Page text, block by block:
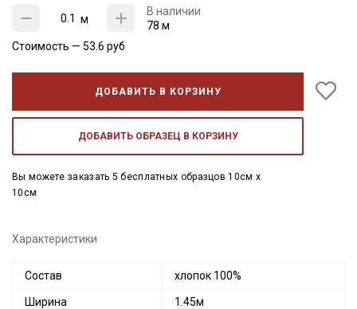
м
В наличии
78 м
Стоимость — 53.6 руб
ДОБАВИТЬ В КОРЗИНУ
ДОБАВИТЬ ОБРАЗЕЦ В КОРЗИНУ
Вы можете заказать 5 бесплатных образцов 10см x
10см
Характеристики
Состав хлопок 100%
Ширина 1.45м